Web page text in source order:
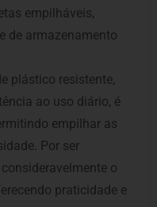
empilháveis,
de armazenamento
plástico resistente,
ao uso diário, é
empilhar as
Por ser
o
praticidade e